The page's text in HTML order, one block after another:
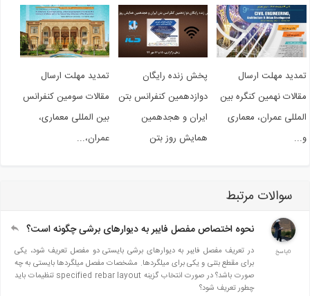
مهلت ارسال
نهمین کنگره بین
عمران، معماری
پخش زنده رایگان
دوازدهمین کنفرانس بتن
ایران و هجدهمین
همایش روز بتن
تمدید مهلت ارسال
مقالات سومین کنفرانس
بین المللی معماری،
عمران،...
سوالات مرتبط
نحوه اختصاص مفصل فایبر به دیوارهای برشی چگونه است؟
در تعریف مفصل فایبر به دیوارهای برشی بایستی دو مفصل تعریف شود، یکی
برای مقطع بتنی و یکی برای میلگردها. مشخصات مفصل میلگردها بایستی به چه
صورت باشد؟ در صورت انتخاب گزینه specified rebar layout تنظیمات باید
چطور تعریف شود؟